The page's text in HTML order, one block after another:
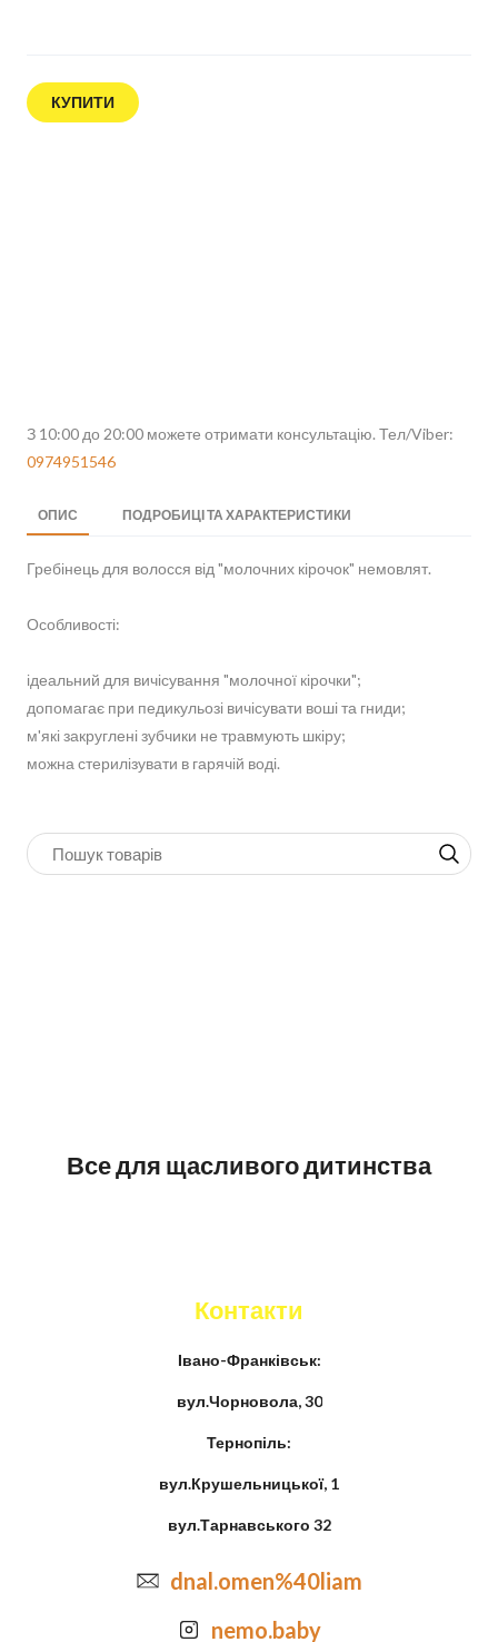
КУПИТИ
З 10:00 до 20:00 можете отримати консультацію. Тел/Viber:
0974951546
ОПИС ПОДРОБИЦІ ТА ХАРАКТЕРИСТИКИ
Гребінець для волосся від "молочних кірочок" немовлят.
Особливості:
ідеальний для вичісування "молочної кірочки";
допомагає при педикульозі вичісувати воші та гниди;
м'які закруглені зубчики не травмують шкіру;
можна стерилізувати в гарячій воді.
Все для щасливого дитинства
Контакти
Івано-Франківськ:
вул.Чорновола, 30
Тернопіль:
вул.Крушельницької, 1
вул.Тарнавського 32
dnal.omen%40liam
nemo.baby